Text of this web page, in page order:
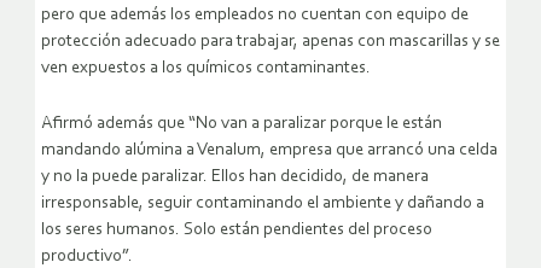
pero que además los empleados no cuentan con equipo de
protección adecuado para trabajar, apenas con mascarillas y se
ven expuestos a los químicos contaminantes.
Afirmó además que “No van a paralizar porque le están
mandando alúmina a Venalum, empresa que arrancó una celda
y no la puede paralizar. Ellos han decidido, de manera
irresponsable, seguir contaminando el ambiente y dañando a
los seres humanos. Solo están pendientes del proceso
productivo”.